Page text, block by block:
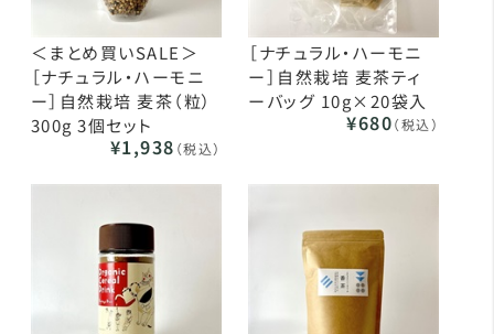
＜まとめ買いSALE＞
［ナチュラル・ハーモニ
ー］自然栽培 麦茶（粒）
300g 3個セット
¥1,938 （税込）
［ナチュラル・ハーモニ
ー］自然栽培 麦茶ティ
ーバッグ 10g×20袋入
¥680（税込）